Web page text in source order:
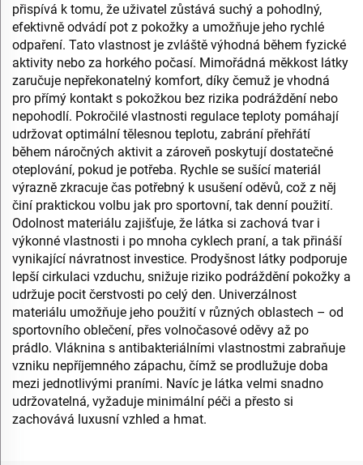
přispívá k tomu, že uživatel zůstává suchý a pohodlný,
efektivně odvádí pot z pokožky a umožňuje jeho rychlé
odpaření. Tato vlastnost je zvláště výhodná během fyzické
aktivity nebo za horkého počasí. Mimořádná měkkost látky
zaručuje nepřekonatelný komfort, díky čemuž je vhodná
pro přímý kontakt s pokožkou bez rizika podráždění nebo
nepohodlí. Pokročilé vlastnosti regulace teploty pomáhají
udržovat optimální tělesnou teplotu, zabrání přehřátí
během náročných aktivit a zároveň poskytují dostatečné
oteplování, pokud je potřeba. Rychle se sušící materiál
výrazně zkracuje čas potřebný k usušení oděvů, což z něj
činí praktickou volbu jak pro sportovní, tak denní použití.
Odolnost materiálu zajišťuje, že látka si zachová tvar i
výkonné vlastnosti i po mnoha cyklech praní, a tak přináší
vynikající návratnost investice. Prodyšnost látky podporuje
lepší cirkulaci vzduchu, snižuje riziko podráždění pokožky a
udržuje pocit čerstvosti po celý den. Univerzálnost
materiálu umožňuje jeho použití v různých oblastech – od
sportovního oblečení, přes volnočasové oděvy až po
prádlo. Vláknina s antibakteriálními vlastnostmi zabraňuje
vzniku nepříjemného zápachu, čímž se prodlužuje doba
mezi jednotlivými praními. Navíc je látka velmi snadno
udržovatelná, vyžaduje minimální péči a přesto si
zachovává luxusní vzhled a hmat.